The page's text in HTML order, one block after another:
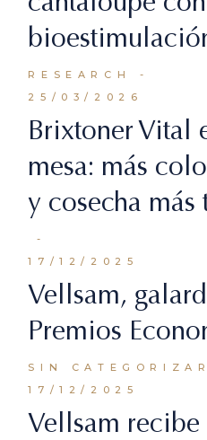
RESEARCH
25/03/2026
Brixtoner Vital
mesa: más
y cosecha más
17/12/2025
Vellsam,
Premios
SIN CATEGORIZAR
17/12/2025
Vellsam